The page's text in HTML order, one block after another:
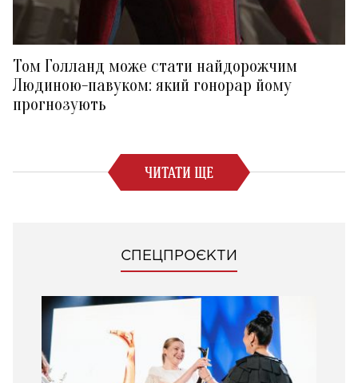
Том Голланд може стати найдорожчим
Людиною-павуком: який гонорар йому
прогнозують
ЧИТАТИ ЩЕ
СПЕЦПРОЄКТИ